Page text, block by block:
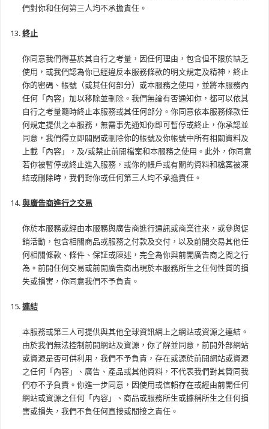
們對你和任何第三人均不承擔責任。
終止
你同意我們得基於其自行之考量，因任何理由，包含但不限於缺乏
使用，或我們認為你已經違反本服務條款的明文規定及精神，終止
你的密碼、帳號（或其任何部分）或本服務之使用，並將本服務內
任何「內容」加以移除並刪除。我們無論有否通知你，都可以依其
自行之考量隨時終止本服務或其任何部分。你同意依本服務條款任
何規定提供之本服務，無需事先通知你即可暫停或終止，你承認並
同意，我們得立即關閉或刪除你的帳號及你帳號中所有相關資料及
上載「內容」，及/或禁止前開檔案和本服務之使用。此外，你同意
若你被暫停或終止進入服務，或你的帳戶或有關的資料和檔案被凍
結或刪除時，我們對你或任何第三人均不承擔責任。
與廣告商進行之交易
你於本服務或經由本服務與廣告商進行通訊或商業往來，或參與促
銷活動，包含相關商品或服務之付款及交付，以及前開交易其他任
何相關條款、條件、保証或陳述，完全為你與前開廣告商之間之行
為。前開任何交易或前開廣告商出現於本服務所生之任何性質的損
失或損害，你同意我們不予負責。
連結
本服務或第三人可提供與其他全球資訊網上之網站或資源之連結。
由於我們無法控制前開網站及資源，你了解並同意，前開外部網站
或資源是否可供利用，我們不予負責，存在或源於前開網站或資源
之任何「內容」、廣告、產品或其他資料，不代表我們對其贊同我
們亦不予負責。你進一步同意，因使用或信賴存在或經由前開任何
網站或資源之任何「內容」、商品或服務所生或據稱所生之任何損
害或損失，我們不負任何直接或間接之責任。